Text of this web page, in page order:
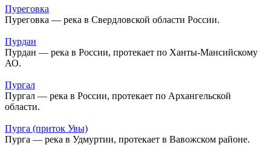
Пуреговка
Пуреговка — река в Свердловской области России.
Пурдан
Пурдан — река в России, протекает по Ханты-Мансийскому
АО.
Пургал
Пургал — река в России, протекает по Архангельской
области.
Пурга (приток Увы)
Пурга — река в Удмуртии, протекает в Вавожском районе.